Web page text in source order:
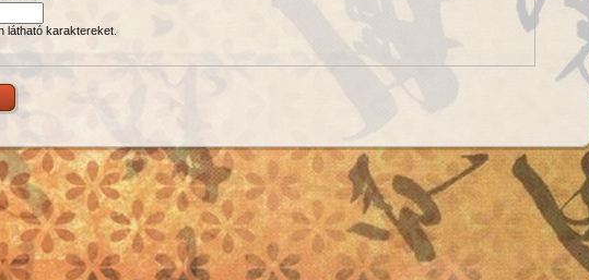
látható karaktereket.